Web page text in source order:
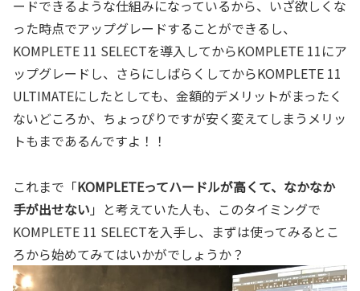
ードできるような仕組みになっているから、いざ欲しくな
った時点でアップグレードすることができるし、
KOMPLETE 11 SELECTを導入してからKOMPLETE 11にア
ップグレードし、さらにしばらくしてからKOMPLETE 11
ULTIMATEにしたとしても、金額的デメリットがまったく
ないどころか、ちょっぴりですが安く変えてしまうメリッ
トもまであるんですよ！！
これまで「KOMPLETEってハードルが高くて、なかなか
手が出せない 」と考えていた人も、このタイミングで
KOMPLETE 11 SELECTを入手し、まずは使ってみるとこ
ろから始めてみてはいかがでしょうか？